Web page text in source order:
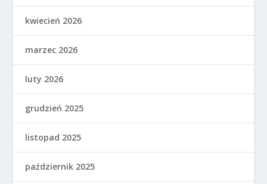
kwiecień 2026
marzec 2026
luty 2026
grudzień 2025
listopad 2025
październik 2025